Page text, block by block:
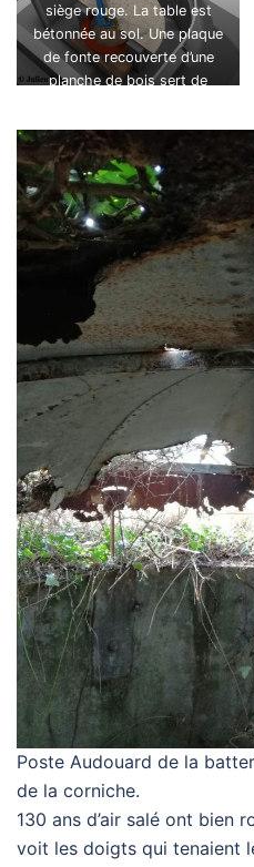
siège rouge. La table est
bétonnée au sol. Une plaque
de fonte recouverte d’une
planche de bois sert de
Poste Audouard de la
de la corniche.
130 ans d’air salé ont bien
voit les doigts qui tenaient